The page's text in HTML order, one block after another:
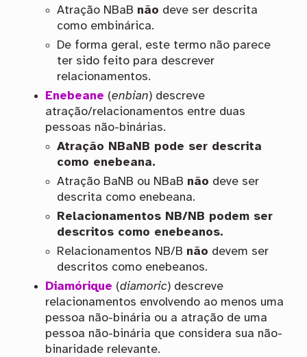
Atração NBaB não deve ser descrita
como embinárica.
De forma geral, este termo não parece
ter sido feito para descrever
relacionamentos.
Enebeane (enbian) descreve
atração/relacionamentos entre duas
pessoas não-binárias.
Atração NBaNB pode ser descrita
como enebeana.
Atração BaNB ou NBaB não deve ser
descrita como enebeana.
Relacionamentos NB/NB podem ser
descritos como enebeanos.
Relacionamentos NB/B não devem ser
descritos como enebeanos.
Diamórique (diamoric) descreve
relacionamentos envolvendo ao menos uma
pessoa não-binária ou a atração de uma
pessoa não-binária que considera sua não-
binaridade relevante.